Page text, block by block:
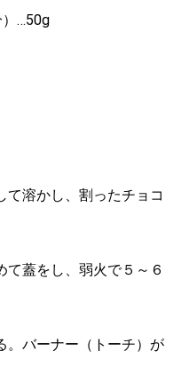
）…50g
て溶かし、割ったチョコ
て蓋をし、弱火で５～６
。バーナー（トーチ）が